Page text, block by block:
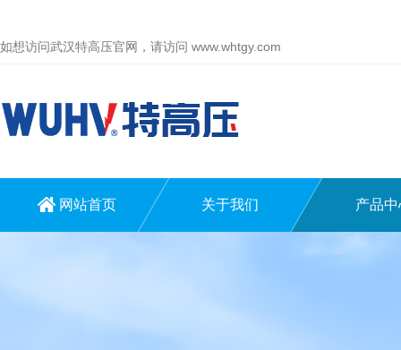
如想访问武汉特高压官网，请访问 www.whtgy.com
网站首页 关于我们 产品中